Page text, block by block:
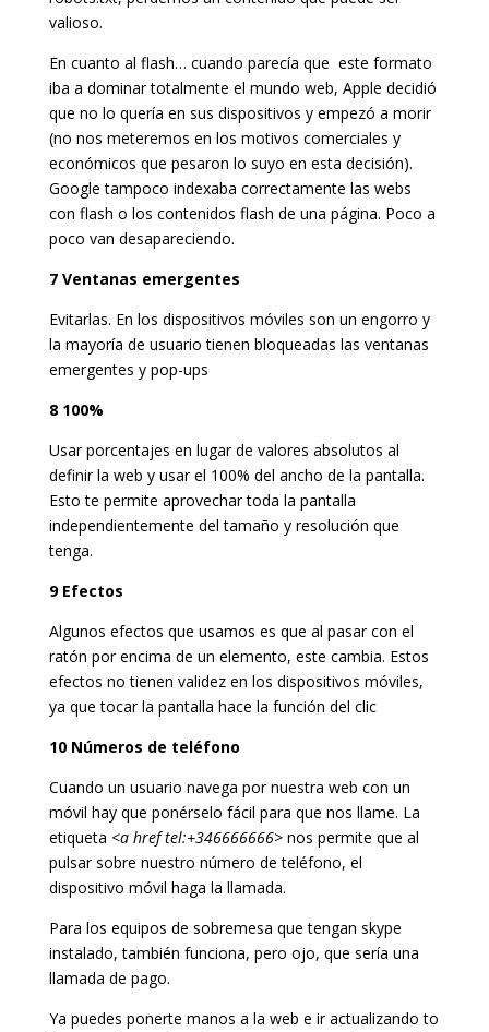
valioso.
En cuanto al flash… cuando parecía que este formato
iba a dominar totalmente el mundo web, Apple decidió
que no lo quería en sus dispositivos y empezó a morir
(no nos meteremos en los motivos comerciales y
económicos que pesaron lo suyo en esta decisión).
Google tampoco indexaba correctamente las webs
con flash o los contenidos flash de una página. Poco a
poco van desapareciendo.
7 Ventanas emergentes
Evitarlas. En los dispositivos móviles son un engorro y
la mayoría de usuario tienen bloqueadas las ventanas
emergentes y pop-ups
8 100%
Usar porcentajes en lugar de valores absolutos al
definir la web y usar el 100% del ancho de la pantalla.
Esto te permite aprovechar toda la pantalla
independientemente del tamaño y resolución que
tenga.
9 Efectos
Algunos efectos que usamos es que al pasar con el
ratón por encima de un elemento, este cambia. Estos
efectos no tienen validez en los dispositivos móviles,
ya que tocar la pantalla hace la función del clic
10 Números de teléfono
Cuando un usuario navega por nuestra web con un
móvil hay que ponérselo fácil para que nos llame. La
etiqueta <a href tel:+346666666> nos permite que al
pulsar sobre nuestro número de teléfono, el
dispositivo móvil haga la llamada.
Para los equipos de sobremesa que tengan skype
instalado, también funciona, pero ojo, que sería una
llamada de pago.
Ya puedes ponerte manos a la web e ir actualizando to